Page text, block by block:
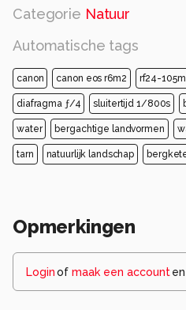
Categorie Natuur
Automatische tags
canon canon eos r6m2 rf24-
diafragma ƒ/4 sluitertijd 1/800s
water bergachtige landvormen
tarn natuurlijk landschap
Opmerkingen
Loginof maak een account